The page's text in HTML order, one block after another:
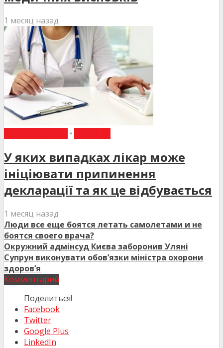
1 месяц назад
•
У яких випадках лікар може
ініціювати припинення
декларації та як це відбувається
1 месяц назад
Люди все еще боятся летать самолетами и не
боятся своего врача?
Окружний адмінсуд Києва заборонив Уляні
Супрун виконувати обов’язки міністра охорони
здоров’я
Комментарий
Поделиться!
Facebook
Twitter
Google Plus
LinkedIn